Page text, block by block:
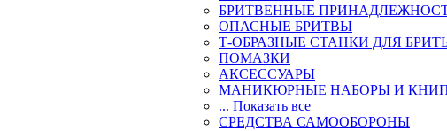
БРИТВЕННЫЕ
ОПАСНЫЕ БРИТВЫ
Т-ОБРАЗНЫЕ СТАНКИ ДЛЯ
ПОМАЗКИ
АКСЕССУАРЫ
МАНИКЮРНЫЕ НАБОРЫ И
... Показать все
СРЕДСТВА САМООБОРОНЫ